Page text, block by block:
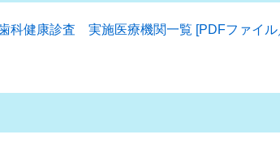
科健康診査 実施医療機関一覧 [PDFファイル